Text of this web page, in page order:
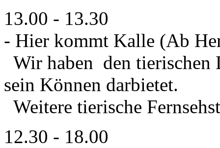
13.00 - 13.30
- Hier kommt Kalle (Ab
Wir haben den tierischen
sein Können darbietet.
Weitere tierische
12.30 - 18.00